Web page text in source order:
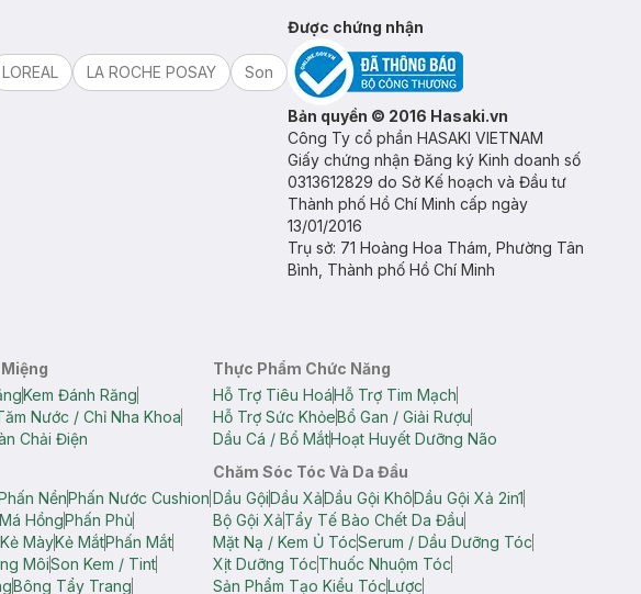
LOREAL LA ROCHE POSAY
Son
Được chứng nhận
Bản quyền © 2016 Hasaki.vn
Công Ty cổ phần HASAKI VIETNAM
Giấy chứng nhận Đăng ký Kinh doanh số
0313612829 do Sở Kế hoạch và Đầu tư
Thành phố Hồ Chí Minh cấp ngày
13/01/2016
Trụ sở: 71 Hoàng Hoa Thám, Phường Tân
Bình, Thành phố Hồ Chí Minh
Kem Đánh Răng
Nước / Chỉ Nha Khoa
Chải Điện
Thực Phẩm Chức Năng
Hỗ Trợ Tiêu HoáHỗ Trợ Tim Mạch
Hỗ Trợ Sức KhỏeBổ Gan / Giải Rượu
Dầu Cá / Bổ MắtHoạt Huyết Dưỡng Não
NềnPhấn Nước Cushion
Má HồngPhấn Phủ
Kẻ MàyKẻ MắtPhấn Mắt
MôiSon Kem / Tint
Bông Tẩy Trang
Chăm Sóc Tóc Và Da Đầu
Dầu GộiDầu XảDầu Gội KhôDầu Gội Xả 2in1
Bộ Gội XảTẩy Tế Bào Chết Da Đầu
Mặt Nạ / Kem Ủ TócSerum / Dầu Dưỡng Tóc
Xịt Dưỡng TócThuốc Nhuộm Tóc
Sản Phẩm Tạo Kiểu TócLược